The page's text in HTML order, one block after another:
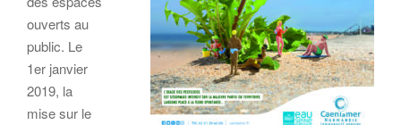
ouverts au
public. Le
1er janvier
2019, la
mise sur le